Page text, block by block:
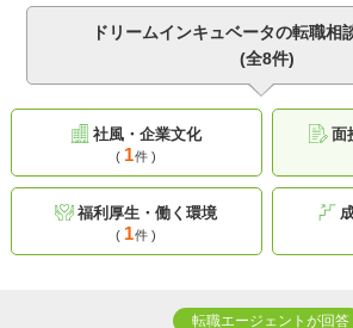
ドリームインキュベータの転職相
(全8件)
社風・企業文化
( 1件 )
面
福利厚生・働く環境
( 1件 )
転職エージェントが回答